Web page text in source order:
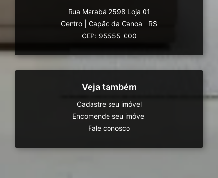
Rua Marabá 2598 Loja 01
Centro
Capão da Canoa
RS
CEP: 95555-000
Veja também
Cadastre seu imóvel
Encomende seu imóvel
Fale conosco